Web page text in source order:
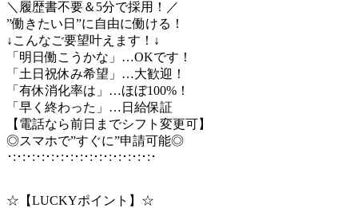
＼履歴書不要＆5分で採用！／
”働きたい日”に自由に働ける！
↓こんなご要望叶えます！↓
「明日働こうかな」…OKです！
「土日祝休み希望」…大歓迎！
「有休消化率は」…ほぼ100%！
「早く終わった」…日給保証
【電話なら前日までシフト変更可】
◎スマホで”すぐに”申請可能◎
･:･:･:･:･:･:･:･:･:･:･:･:･:･:･:･
☆【LUCKYポイント】☆